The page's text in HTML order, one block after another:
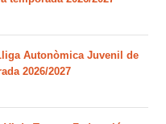
Autonòmica Juvenil de
2026/2027